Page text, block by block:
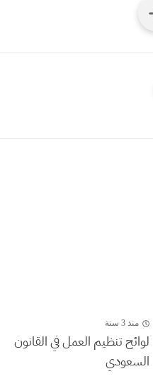
منذ 3 سنة
لوائح تنظيم العمل في القانون
السعودي